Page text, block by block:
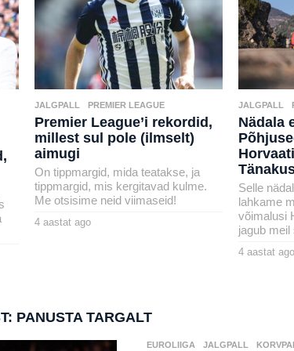
JALGPALL ,PREMIER LEAGUE
Premier League’i rekordid,
millest sul pole (ilmselt)
aimugi
On tippmargid, mida teatakse, ja
tippmargid, mis kergitavad kulme.
Me otsisime neid viimaseid!
4 aastat ago4
o
JALGPALL ,
Nädala
Selle
lahkame
võimalusi
jagub
4 aastat ago
PANUSTA TARGALT
EUROLIIGA ,JALGPALL ,